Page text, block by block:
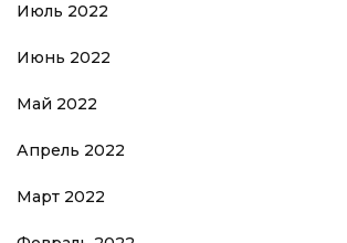
Июль 2022
Июнь 2022
Май 2022
Апрель 2022
Март 2022